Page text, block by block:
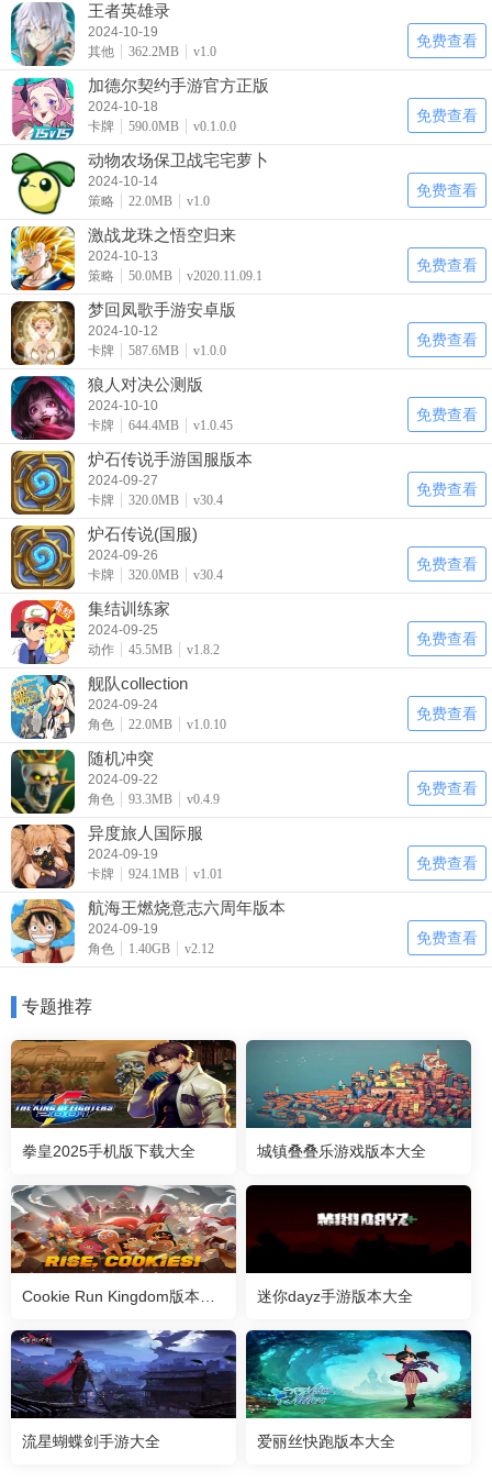
王者英雄录
2024-10-19
其他
362.2MB v1.0
免费查看
加德尔契约手游官方正版
2024-10-18
卡牌
590.0MB v0.1.0.0
免费查看
动物农场保卫战宅宅萝卜
2024-10-14
策略
22.0MB v1.0
免费查看
激战龙珠之悟空归来
2024-10-13
策略
50.0MB v2020.11.09.1
免费查看
梦回凤歌手游安卓版
2024-10-12
卡牌
587.6MB v1.0.0
免费查看
狼人对决公测版
2024-10-10
卡牌
644.4MB v1.0.45
免费查看
炉石传说手游国服版本
2024-09-27
卡牌
320.0MB v30.4
免费查看
炉石传说(国服)
2024-09-26
卡牌
320.0MB v30.4
免费查看
集结训练家
2024-09-25
动作
45.5MB v1.8.2
免费查看
舰队collection
2024-09-24
角色
22.0MB v1.0.10
免费查看
随机冲突
2024-09-22
角色
93.3MB v0.4.9
免费查看
异度旅人国际服
2024-09-19
卡牌
924.1MB v1.01
免费查看
航海王燃烧意志六周年版本
2024-09-19
角色
1.40GB v2.12
免费查看
专题推荐
拳皇2025手机版下载大全 城镇叠叠乐游戏版本大全
迷你dayz手游版本大全
流星蝴蝶剑手游大全 爱丽丝快跑版本大全